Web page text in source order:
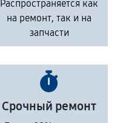
Распространяется как
на ремонт, так и на
запчасти
Срочный ремонт